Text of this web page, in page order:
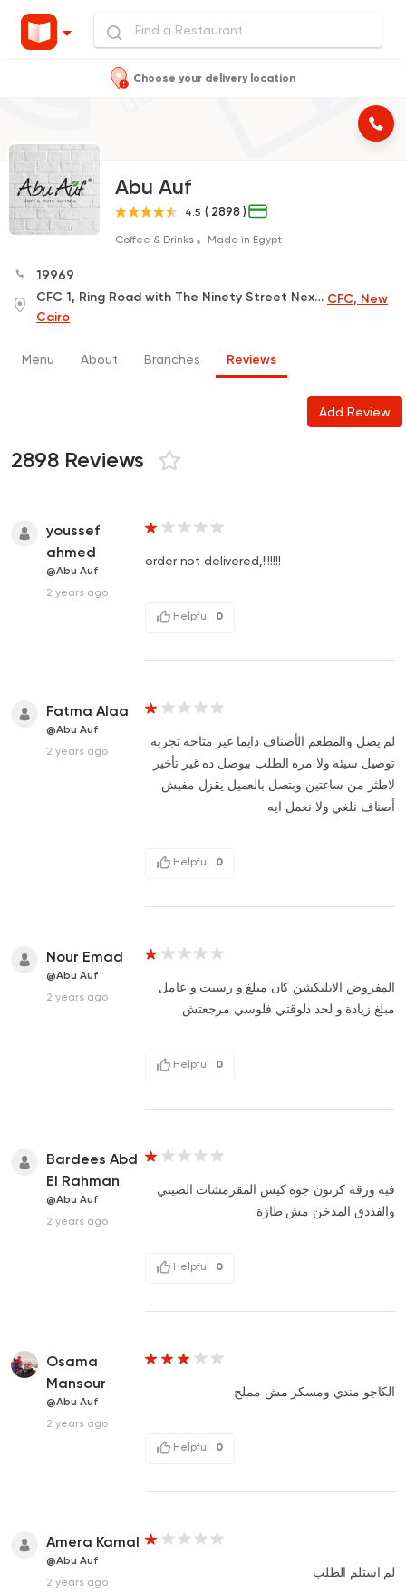
Choose your delivery location
Abu Auf
4.5 ( 2898 )
Coffee & Drinks Made in Egypt
19969
CFC 1, Ring Road with The Ninety Street Next to Carrefour , Next to the Police Academy CFC, New
Cairo
Menu About Branches Reviews
Add Review
2898 Reviews
youssef
ahmed
@Abu Auf
2 years ago
order not delivered,!!!!!!!
Helpful 0
Fatma Alaa
@Abu Auf
2 years ago
لم يصل والمطعم الأصناف دايما غير متاحه تجربه
توصيل سيئه ولا مره الطلب بيوصل ده غير تأخير
لاطثر من ساعتين وبتصل بالعميل يقزل مفيش
أصناف نلغي ولا نعمل ايه
Helpful 0
Nour Emad
@Abu Auf
2 years ago
المفروض الابليكشن كان مبلغ و رسيت و عامل
مبلغ زيادة و لحد دلوقتي فلوسي مرجعتش
Helpful 0
Bardees Abd
El Rahman
@Abu Auf
2 years ago
فيه ورقة كرتون جوه كيس المقرمشات الصيني
والفذدق المدخن مش طازة
Helpful 0
Osama
Mansour
@Abu Auf
2 years ago
الكاجو مندي ومسكر مش مملح
Helpful 0
Amera Kamal
@Abu Auf
2 years ago
لم استلم الطلب